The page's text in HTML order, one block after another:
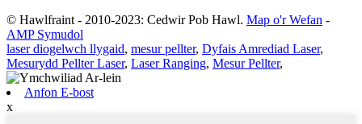
© Hawlfraint - 2010-2023: Cedwir Pob Hawl. Map o'r Wefan -
AMP Symudol
laser diogelwch llygaid, mesur pellter, Dyfais Amrediad Laser,
Mesurydd Pellter Laser, Laser Ranging, Mesur Pellter,
Anfon E-bost
x